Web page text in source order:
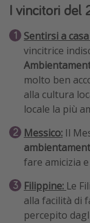
I vincitori del
Sentirsi a
vincitrice
molto ben
alla cultura
locale la più
Messico: Il
fare amicizia
Filippine: Le
alla facilità di
percepito